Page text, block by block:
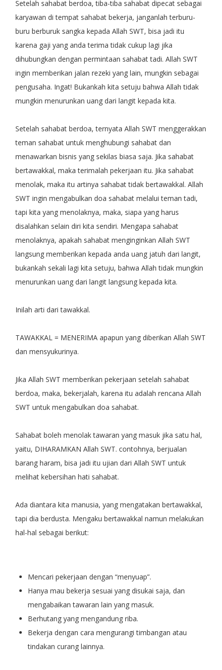
Setelah sahabat berdoa, tiba-tiba sahabat dipecat sebagai
karyawan di tempat sahabat bekerja, janganlah terburu-
buru berburuk sangka kepada Allah SWT, bisa jadi itu
karena gaji yang anda terima tidak cukup lagi jika
dihubungkan dengan permintaan sahabat tadi. Allah SWT
ingin memberikan jalan rezeki yang lain, mungkin sebagai
pengusaha. Ingat! Bukankah kita setuju bahwa Allah tidak
mungkin menurunkan uang dari langit kepada kita.
Setelah sahabat berdoa, ternyata Allah SWT menggerakkan
teman sahabat untuk menghubungi sahabat dan
menawarkan bisnis yang sekilas biasa saja. Jika sahabat
bertawakkal, maka terimalah pekerjaan itu. Jika sahabat
menolak, maka itu artinya sahabat tidak bertawakkal. Allah
SWT ingin mengabulkan doa sahabat melalui teman tadi,
tapi kita yang menolaknya, maka, siapa yang harus
disalahkan selain diri kita sendiri. Mengapa sahabat
menolaknya, apakah sahabat menginginkan Allah SWT
langsung memberikan kepada anda uang jatuh dari langit,
bukankah sekali lagi kita setuju, bahwa Allah tidak mungkin
menurunkan uang dari langit langsung kepada kita.
Inilah arti dari tawakkal.
TAWAKKAL = MENERIMA apapun yang diberikan Allah SWT
dan mensyukurinya.
Jika Allah SWT memberikan pekerjaan setelah sahabat
berdoa, maka, bekerjalah, karena itu adalah rencana Allah
SWT untuk mengabulkan doa sahabat.
Sahabat boleh menolak tawaran yang masuk jika satu hal,
yaitu, DIHARAMKAN Allah SWT. contohnya, berjualan
barang haram, bisa jadi itu ujian dari Allah SWT untuk
melihat kebersihan hati sahabat.
Ada diantara kita manusia, yang mengatakan bertawakkal,
tapi dia berdusta. Mengaku bertawakkal namun melakukan
hal-hal sebagai berikut:
Mencari pekerjaan dengan “menyuap”.
Hanya mau bekerja sesuai yang disukai saja, dan
mengabaikan tawaran lain yang masuk.
Berhutang yang mengandung riba.
Bekerja dengan cara mengurangi timbangan atau
tindakan curang lainnya.